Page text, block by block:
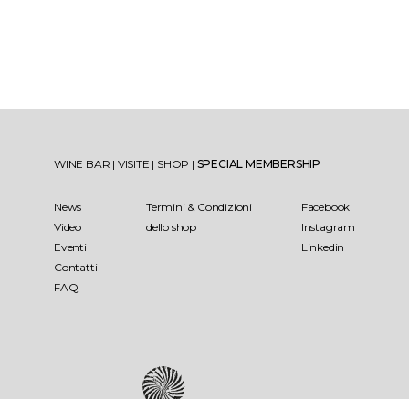
WINE BAR | VISITE | SHOP | SPECIAL MEMBERSHIP
News
Video
Eventi
Contatti
FAQ
Termini & Condizioni
dello shop
Facebook
Instagram
Linkedin